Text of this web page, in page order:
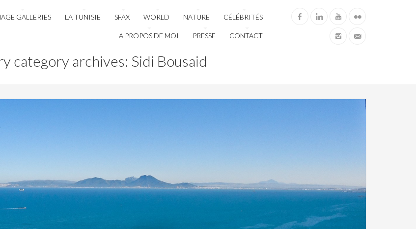
GALLERIES LA TUNISIE SFAX WORLD NATURE CÉLÉBRITÉS
A PROPOS DE MOI PRESSE CONTACT
category archives: Sidi Bousaid